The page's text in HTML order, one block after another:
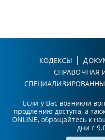
КОДЕКСЫ
СПРАВОЧНАЯ
Если у Вас возникли
продлению доступа, а
ONLINE, обращайтесь к
дни с